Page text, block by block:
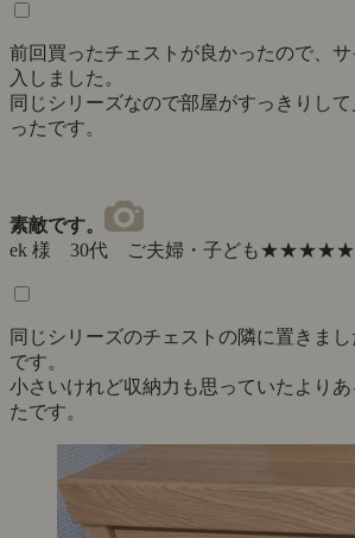
前回買ったチェストが良かったので、
入しました。
同じシリーズなので部屋がすっきりし
ったです。
素敵です。
ek 様 30代 ご夫婦・子ども★★★★★
同じシリーズのチェストの隣に置きま
です。
小さいけれど収納力も思っていたより
たです。